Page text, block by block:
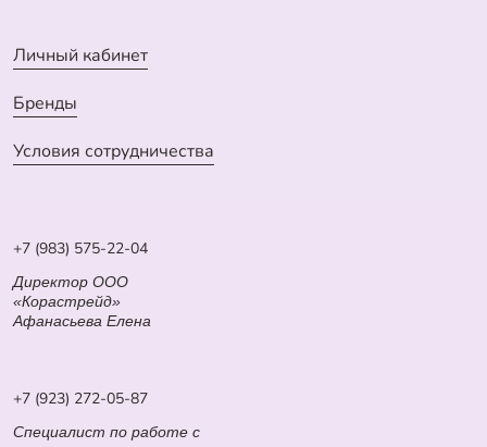
Личный кабинет
Бренды
Условия сотрудничества
+7 (983) 575-22-04
Директор ООО
«Корастрейд»
Афанасьева Елена
+7 (923) 272-05-87
Специалист по работе с